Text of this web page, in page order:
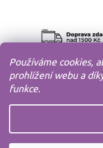
Používáme cookies,
prohlížení webu a
funkce.